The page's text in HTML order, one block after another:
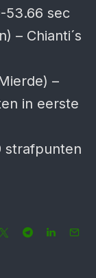
53.66 sec
– Chianti´s
–
in eerste
strafpunten